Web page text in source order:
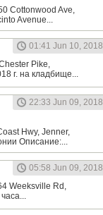
Cottonwood Ave,
Avenue...
01:41 Jun 10, 2018
Pike,
г. на кладбище...
22:33 Jun 09, 2018
Hwy, Jenner,
Описание:...
05:58 Jun 09, 2018
Weeksville Rd,